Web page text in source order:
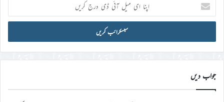
ای
میل
ڈی
درج
کریں
جواب دیں